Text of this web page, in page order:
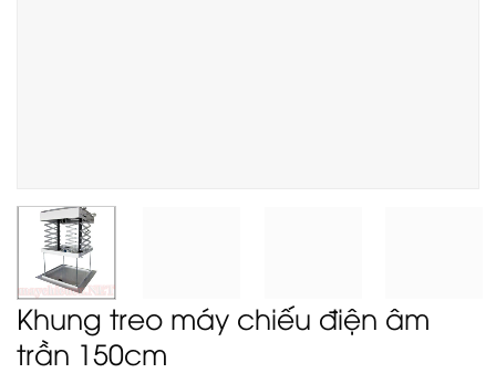
Khung treo máy chiếu điện âm
trần 150cm